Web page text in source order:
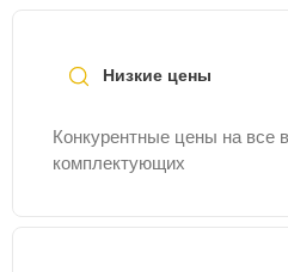
Низкие цены
Конкурентные цены на все
комплектующих